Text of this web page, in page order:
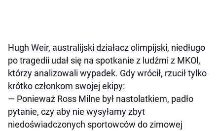
Hugh Weir, australijski działacz olimpijski, niedługo
po tragedii udał się na spotkanie z ludźmi z MKOl,
którzy analizowali wypadek. Gdy wrócił, rzucił tylko
krótko członkom swojej ekipy:
— Ponieważ Ross Milne był nastolatkiem, padło
pytanie, czy aby nie wysyłamy zbyt
niedoświadczonych sportowców do zimowej